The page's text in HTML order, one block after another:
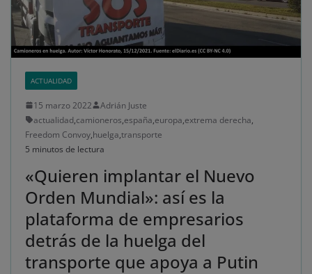
ACTUALIDAD
15 marzo 2022
Adrián Juste
actualidad,camioneros,españa,europa,extrema derecha,
Freedom Convoy,huelga,transporte
5 minutos de lectura
«Quieren implantar el Nuevo
Orden Mundial»: así es la
plataforma de empresarios
detrás de la huelga del
transporte que apoya a Putin